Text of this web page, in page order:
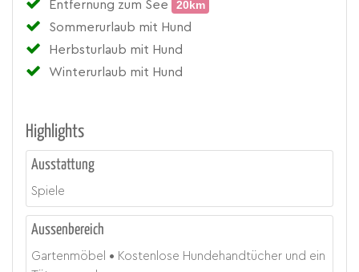
Entfernung zum See
20km
Sommerurlaub mit Hund
Herbsturlaub mit Hund
Winterurlaub mit Hund
Highlights
Ausstattung
Spiele
Aussenbereich
Gartenmöbel
Kostenlose Hundehandtücher und ein